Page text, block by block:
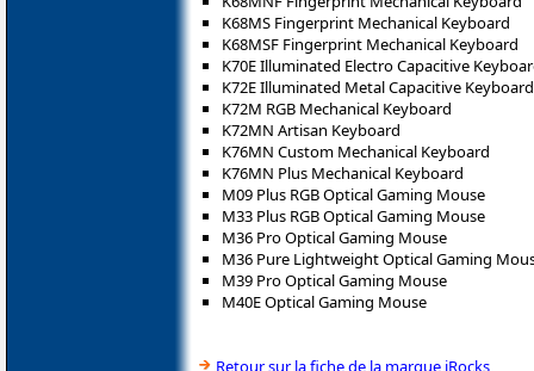
K68MS Fingerprint Mechanical Keyboard
K68MSF Fingerprint Mechanical Keyboard
K70E Illuminated Electro Capacitive
K72E Illuminated Metal Capacitive Keyboard
K72M RGB Mechanical Keyboard
K72MN Artisan Keyboard
K76MN Custom Mechanical Keyboard
K76MN Plus Mechanical Keyboard
M09 Plus RGB Optical Gaming Mouse
M33 Plus RGB Optical Gaming Mouse
M36 Pro Optical Gaming Mouse
M36 Pure Lightweight Optical Gaming
M39 Pro Optical Gaming Mouse
M40E Optical Gaming Mouse
Retour sur la fiche de la marque iRocks